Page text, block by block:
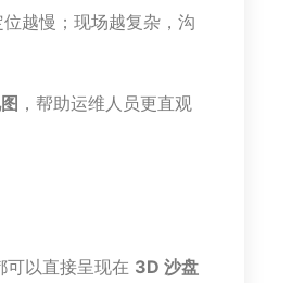
越慢；现场越复杂，沟
，帮助运维人员更直观
可以直接呈现在 3D 沙盘